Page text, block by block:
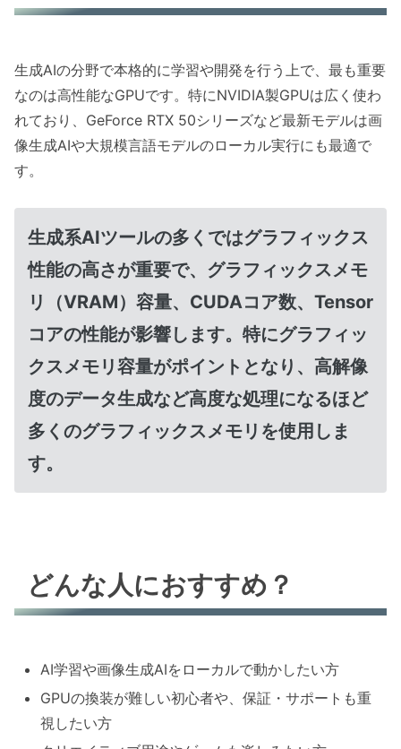
生成AIの分野で本格的に学習や開発を行う上で、最も重要
なのは高性能なGPUです。特にNVIDIA製GPUは広く使わ
れており、GeForce RTX 50シリーズなど最新モデルは画
像生成AIや大規模言語モデルのローカル実行にも最適で
す。
生成系AIツールの多くではグラフィックス
性能の高さが重要で、グラフィックスメモ
リ（VRAM）容量、CUDAコア数、Tensor
コアの性能が影響します。特にグラフィッ
クスメモリ容量がポイントとなり、高解像
度のデータ生成など高度な処理になるほど
多くのグラフィックスメモリを使用しま
す。
どんな人におすすめ？
AI学習や画像生成AIをローカルで動かしたい方
GPUの換装が難しい初心者や、保証・サポートも重
視したい方